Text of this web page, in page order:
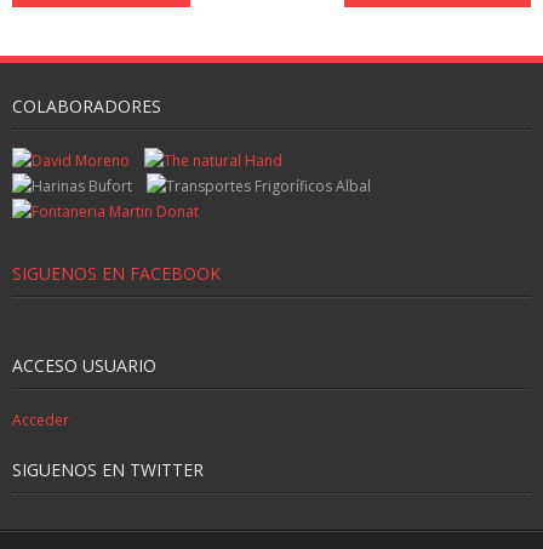
COLABORADORES
SIGUENOS EN FACEBOOK
ACCESO USUARIO
Acceder
SIGUENOS EN TWITTER